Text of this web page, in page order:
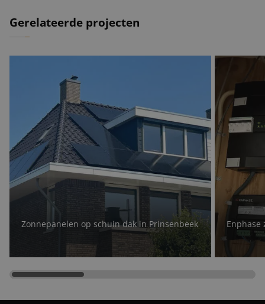
Gerelateerde projecten
Zonnepanelen op schuin dak in Prinsenbeek Enphase